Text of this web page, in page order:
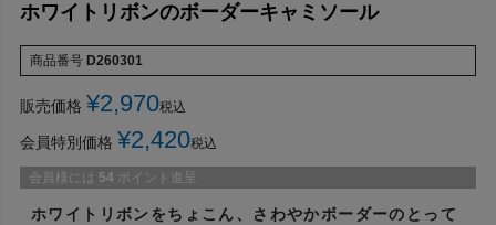
ホワイトリボンのボーダーキャミソール
商品番号 D260301
販売価格 ¥2,970税込
会員特別価格 ¥2,420税込
会員様には 54 ポイント進呈
ホワイトリボンをちょこん、さわやかボーダーのとって